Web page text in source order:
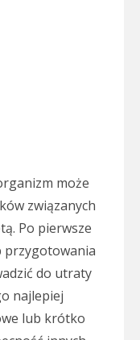
może
związanych
Po pierwsze
przygotowania
do utraty
najlepiej
lub krótko